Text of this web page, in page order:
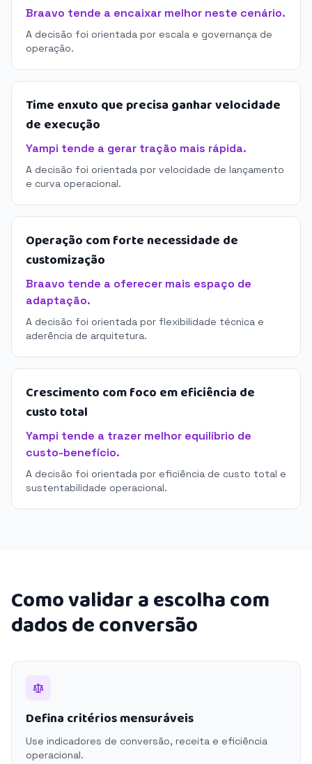
Braavo tende a encaixar melhor neste cenário.
A decisão foi orientada por escala e governança de
operação.
Time enxuto que precisa ganhar velocidade
de execução
Yampi tende a gerar tração mais rápida.
A decisão foi orientada por velocidade de lançamento
e curva operacional.
Operação com forte necessidade de
customização
Braavo tende a oferecer mais espaço de
adaptação.
A decisão foi orientada por flexibilidade técnica e
aderência de arquitetura.
Crescimento com foco em eficiência de
custo total
Yampi tende a trazer melhor equilíbrio de
custo-benefício.
A decisão foi orientada por eficiência de custo total e
sustentabilidade operacional.
Como validar a escolha com
dados de conversão
Defina critérios mensuráveis
Use indicadores de conversão, receita e eficiência
operacional.